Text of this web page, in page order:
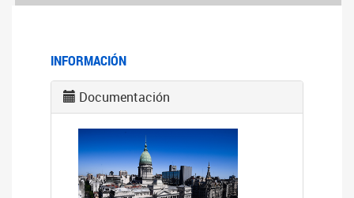
INFORMACIÓN
Documentación